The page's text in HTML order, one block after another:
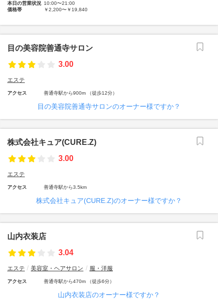
本日の営業状況 10:00〜21:00
価格帯
￥2,200〜￥19,840
目の美容院善通寺サロン
3.00
エステ
アクセス 善通寺駅から900m （徒歩12分）
目の美容院善通寺サロンのオーナー様ですか？
株式会社キュア(CURE.Z)
3.00
エステ
アクセス 善通寺駅から3.5km
株式会社キュア(CURE.Z)のオーナー様ですか？
山内衣装店
3.04
エステ 美容室・ヘアサロン 服・洋服
アクセス 善通寺駅から470m （徒歩6分）
山内衣装店のオーナー様ですか？